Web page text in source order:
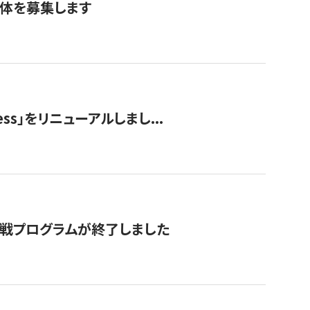
を募集します
」をリニューアルしまし...
プログラムが終了しました